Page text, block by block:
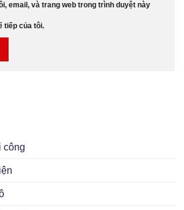
email, và trang web trong trình duyệt này
tiếp của tôi.
công